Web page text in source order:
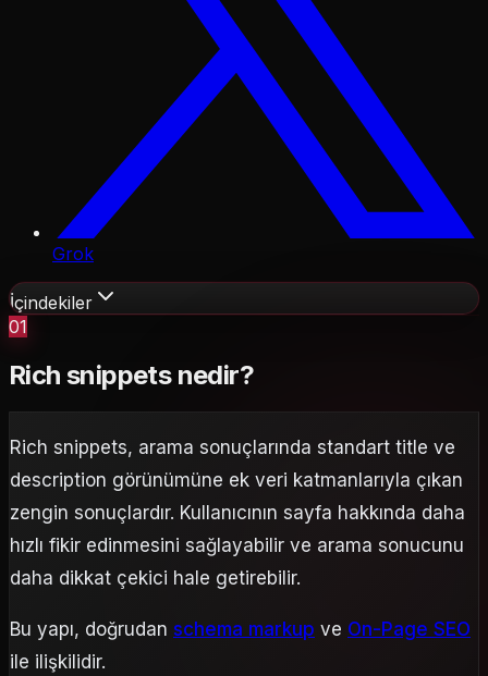
Grok
İçindekiler
01
Rich snippets nedir?
Rich snippets, arama sonuçlarında standart title ve
description görünümüne ek veri katmanlarıyla çıkan
zengin sonuçlardır. Kullanıcının sayfa hakkında daha
hızlı fikir edinmesini sağlayabilir ve arama sonucunu
daha dikkat çekici hale getirebilir.
Bu yapı, doğrudan schema markup ve On-Page SEO
ile ilişkilidir.